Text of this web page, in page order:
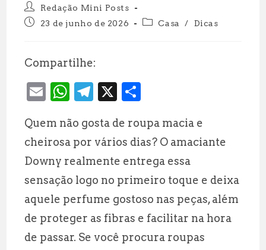
Autor
do
post:
Redação Mini Posts
Post23 de junho de 2026
Categoria
Casa / Dicas
Compartilhe:
E
ai
l
W
at
s
A
p
p
T
e
g
r
a
m
X
a
r
e
Quem não gosta de roupa macia e
cheirosa por vários dias? O amaciante
Downy realmente entrega essa
sensação logo no primeiro toque e deixa
aquele perfume gostoso nas peças, além
de proteger as fibras e facilitar na hora
de passar. Se você procura roupas